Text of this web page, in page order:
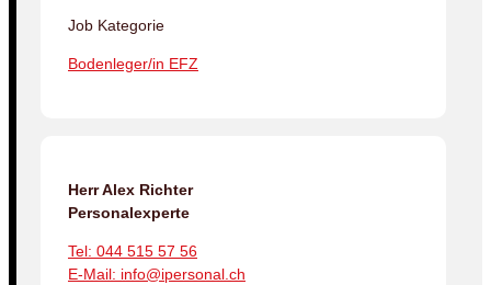
Job Kategorie
Bodenleger/in EFZ
Herr Alex Richter
Personalexperte
Tel: 044 515 57 56
E-Mail: info@ipersonal.ch